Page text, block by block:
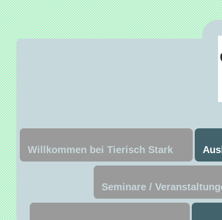
Willkommen bei Tierisch Stark
Seminare /